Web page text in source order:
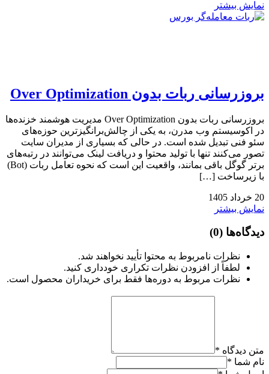
نمایش بیشتر
بروزرسانی ربات بدون Over Optimization
بروزرسانی ربات بدون Over Optimization مدیریت هوشمند خزنده‌ها
در اکوسیستم وب مدرن، به یکی از چالش‌برانگیزترین حوزه‌های
سئو فنی تبدیل شده است. در حالی که بسیاری از مدیران سایت
تصور می‌کنند تنها با تولید محتوا و دریافت لینک می‌توانند در رتبه‌های
برتر گوگل باقی بمانند، واقعیت این است که نحوه تعامل ربات (Bot)
با زیرساخت […]
20 خرداد 1405
نمایش بیشتر
دیدگاه‌ها (0)
نظرات نامربوط به محتوا تأیید نخواهند شد.
لطفاً از افزودن نظرات تکراری خودداری کنید.
نظرات مربوط به دوره‌ها فقط برای خریداران محصول است.
متن دیدگاه *
نام شما *